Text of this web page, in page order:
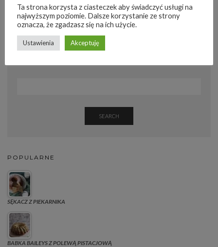
udoskonalając. Zdjęcia przedstawiają
dokładnie to co wg nich ugotowałam.
Miło mi was tutaj widzieć.
   Zapraszam, rozgośćcie się.
Agnieszka
SEARCH
POPULARNE
SĘKACZ Z PIEKARNIKA
BABKA BAILEYS Z POLEWĄ PISTACJOWĄ
Ta strona korzysta z ciasteczek aby świadczyć usługi na
najwyższym poziomie. Dalsze korzystanie ze strony
oznacza, że zgadzasz się na ich użycie.
Ustawienia Akceptuję